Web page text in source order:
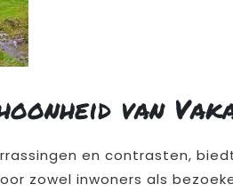
van
en contrasten,
zowel inwoners als